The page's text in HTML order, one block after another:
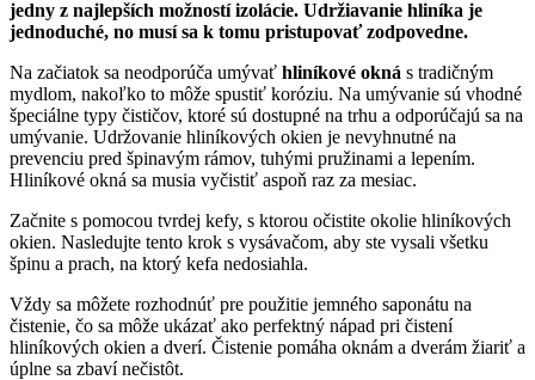
jedny z najlepších možností izolácie. Udržiavanie hliníka je
jednoduché, no musí sa k tomu pristupovať zodpovedne.
Na začiatok sa neodporúča umývať hliníkové okná s tradičným
mydlom, nakoľko to môže spustiť koróziu. Na umývanie sú vhodné
špeciálne typy čističov, ktoré sú dostupné na trhu a odporúčajú sa na
umývanie. Udržovanie hliníkových okien je nevyhnutné na
prevenciu pred špinavým rámov, tuhými pružinami a lepením.
Hliníkové okná sa musia vyčistiť aspoň raz za mesiac.
Začnite s pomocou tvrdej kefy, s ktorou očistite okolie hliníkových
okien. Nasledujte tento krok s vysávačom, aby ste vysali všetku
špinu a prach, na ktorý kefa nedosiahla.
Vždy sa môžete rozhodnúť pre použitie jemného saponátu na
čistenie, čo sa môže ukázať ako perfektný nápad pri čistení
hliníkových okien a dverí. Čistenie pomáha oknám a dverám žiariť a
úplne sa zbaví nečistôt.